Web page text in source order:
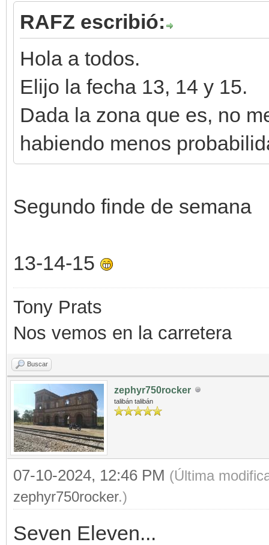
RAFZ escribió:
Hola a todos.
Elijo la fecha 13, 14 y 15.
Dada la zona que es, no
habiendo menos
Segundo finde de semana
13-14-15
Tony Prats
Nos vemos en la carretera
Buscar
zephyr750rocker
talibán talibán
07-10-2024, 12:46 PM (Última
zephyr750rocker.)
Seven Eleven...